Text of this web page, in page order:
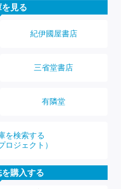
見る
紀伊國屋書店
三省堂書店
有隣堂
を検索する
ロジェクト）
購入する